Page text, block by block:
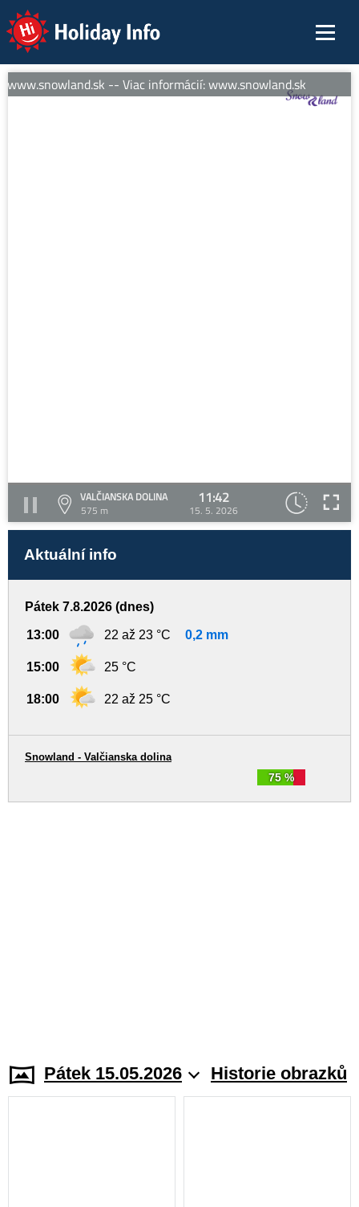
Holiday Info
-- Viac informácií: www.snowland.sk
VALČIANSKA DOLINA
575 m
11:42
15. 5. 2026
Aktuální info
Pátek 7.8.2026 (dnes)
13:00 22 až 23 °C 0,2 mm
15:00 25 °C
18:00 22 až 25 °C
75 %
Snowland - Valčianska dolina
Pátek 15.05.2026 Historie obrazků